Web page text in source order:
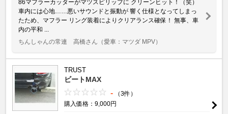
86マフラーカッターがマツスピリップに クリーンヒット！（笑）
車内には心地……悪いサウンドと振動が 響く仕様となってしまっ
たため、マフラー リング装着によりクリアランス確保！ 無事、車
内の平和 ...
ちんしゃんの常連 高橋さん （愛車：マツダ MPV）
TRUST
ビートMAX
-
（3件）
購入価格：9,000円